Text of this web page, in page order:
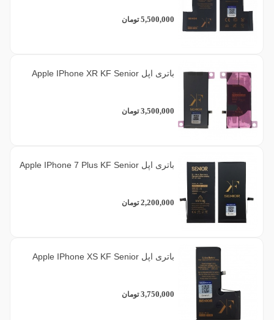
5,500,000 تومان
باتری اپل Apple IPhone XR KF Senior
3,500,000 تومان
باتری اپل Apple IPhone 7 Plus KF Senior
2,200,000 تومان
باتری اپل Apple IPhone XS KF Senior
3,750,000 تومان